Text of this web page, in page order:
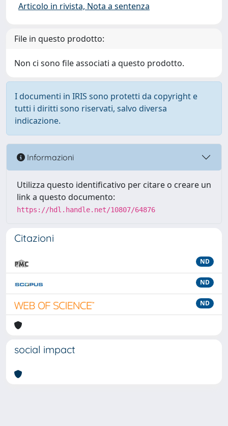
Articolo in rivista, Nota a sentenza
File in questo prodotto:
Non ci sono file associati a questo prodotto.
I documenti in IRIS sono protetti da copyright e
tutti i diritti sono riservati, salvo diversa
indicazione.
Informazioni
Utilizza questo identificativo per citare o creare un
link a questo documento:
https://hdl.handle.net/10807/64876
Citazioni
ND
ND
ND
social impact